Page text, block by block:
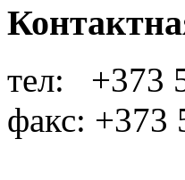
тел: +373
факс: +373